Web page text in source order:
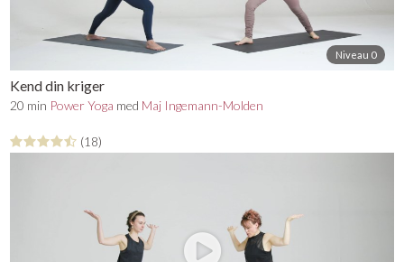
Niveau 0
Kend din kriger
20 min Power Yoga med Maj Ingemann-Molden
(18)